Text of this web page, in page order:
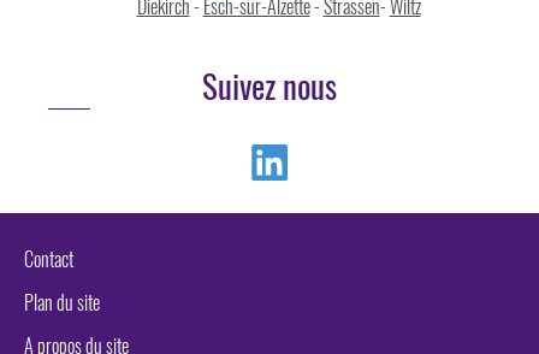
Diekirch- Esch-sur-Alzette-Strassen-Wiltz
Suivez nous
Contact
Plan du site
A propos du site